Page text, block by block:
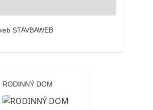
STAVBAWEB
RODINNÝ DOM